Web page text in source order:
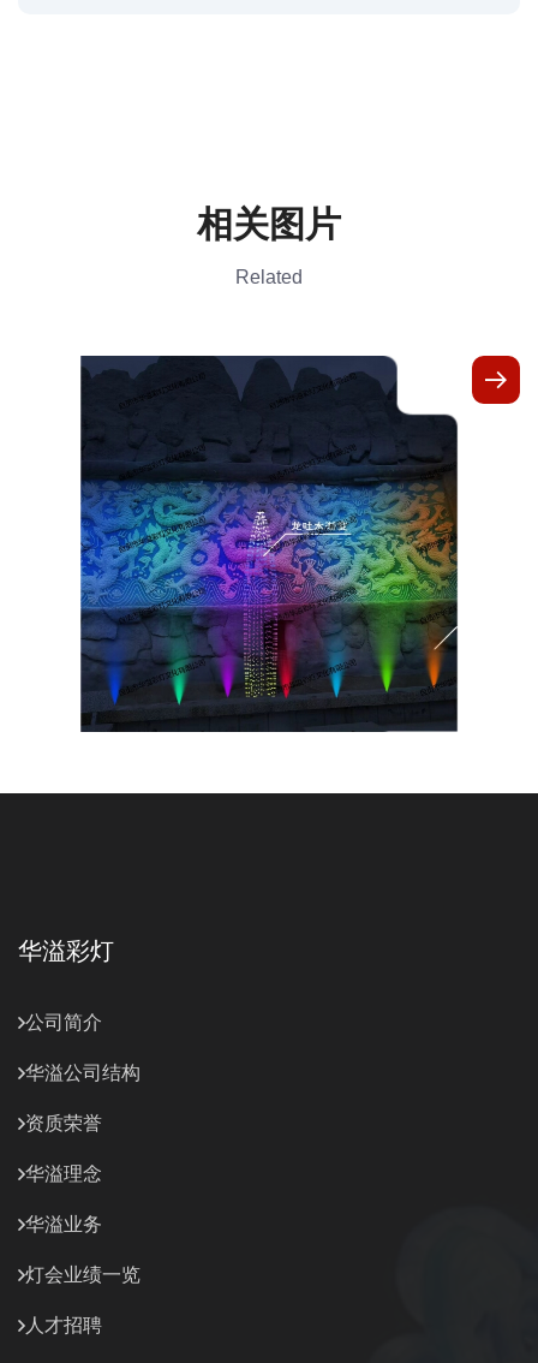
相关图片
Related
华溢彩灯
公司简介
华溢公司结构
资质荣誉
华溢理念
华溢业务
灯会业绩一览
人才招聘